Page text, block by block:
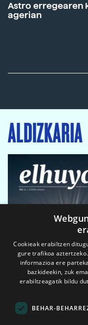
Astro erregearen
agerian
ALDIZKARIA
Cookieak erabiltzen
gure trafikoa
informazioa ere
bazkideekin, zuk
erabiltzeagatik bildu
BEHAR-